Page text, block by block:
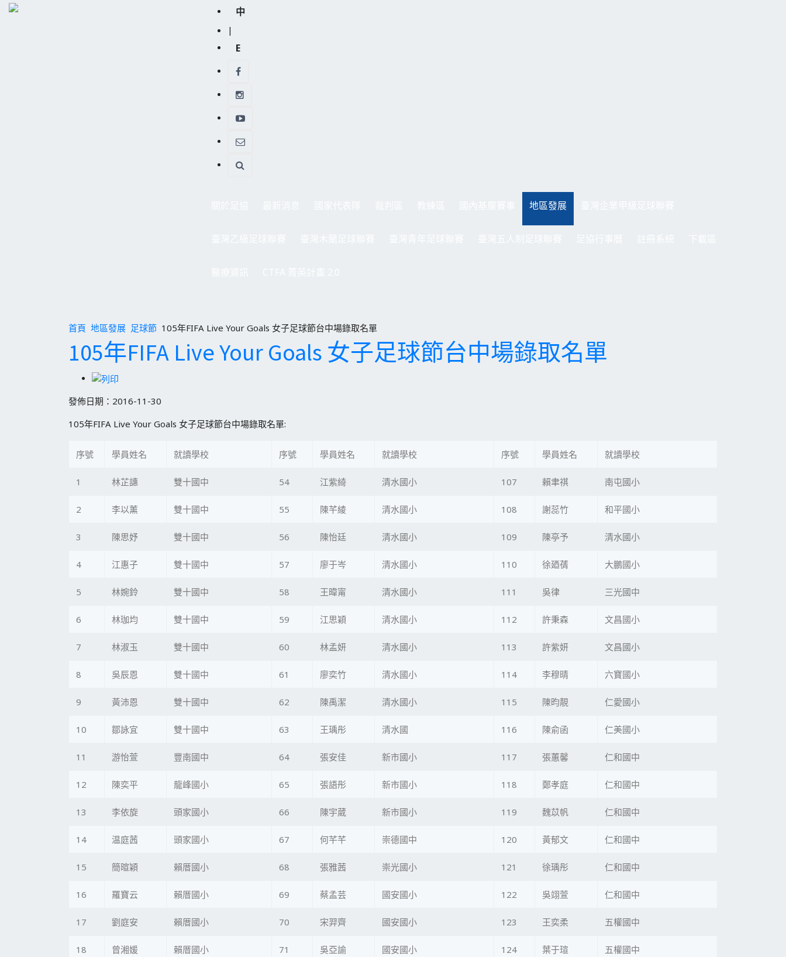
中
|
E
地區發展
首頁 地區發展 足球節 105年FIFA Live Your Goals 女子足球節台中場錄取名單
105年FIFA Live Your Goals 女子足球節台中場錄取名單
發佈日期：2016-11-30
105年FIFA Live Your Goals 女子足球節台中場錄取名單:
序號 學員姓名 就讀學校 序號 學員姓名 就讀學校 序號 學員姓名 就讀學校
1 林芷譓 雙十國中 54 江紫綺 清水國小 107 賴聿祺 南屯國小
2 李以薰 雙十國中 55 陳芊綾 清水國小 108 謝蕊竹 和平國小
3 陳思妤 雙十國中 56 陳怡廷 清水國小 109 陳亭予 清水國小
4 江惠子 雙十國中 57 廖于岑 清水國小 110 徐廼蒨 大鵬國小
5 林婉鈴 雙十國中 58 王暐甯 清水國小 111 吳律 三光國中
6 林珈均 雙十國中 59 江思穎 清水國小 112 許秉森 文昌國小
7 林淑玉 雙十國中 60 林孟妍 清水國小 113 許紫妍 文昌國小
8 吳辰恩 雙十國中 61 廖奕竹 清水國小 114 李穆晴 六寶國小
9 黃沛恩 雙十國中 62 陳禹潔 清水國小 115 陳昀靚 仁愛國小
10 鄒詠宜 雙十國中 63 王瑀彤 清水國 116 陳俞函 仁美國小
11 游怡萱 豐南國中 64 張安佳 新市國小 117 張蕙馨 仁和國中
12 陳奕平 龍峰國小 65 張語彤 新市國小 118 鄭孝庭 仁和國中
13 李依旋 頭家國小 66 陳宇葳 新市國小 119 魏苡帆 仁和國中
14 温庭茜 頭家國小 67 何芊芊 崇德國中 120 黃郁文 仁和國中
15 簡暄穎 賴厝國小 68 張雅茜 崇光國小 121 徐瑀彤 仁和國中
16 羅寶云 賴厝國小 69 蔡孟芸 國安國小 122 吳翊萱 仁和國中
17 劉庭安 賴厝國小 70 宋羿齊 國安國小 123 王奕柔 五權國中
18 曾湘媛 賴厝國小 71 吳亞諭 國安國小 124 葉于瑄 五權國中